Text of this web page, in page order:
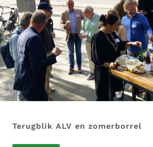
Terugblik ALV en zomerborrel